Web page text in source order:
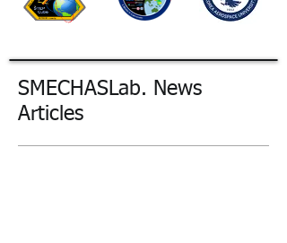
SMECHASLab. News
Articles